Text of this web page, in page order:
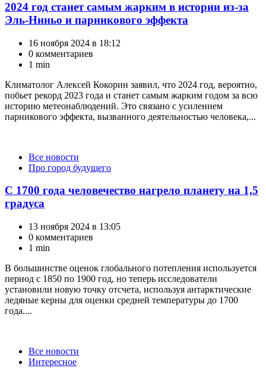
2024 год станет самым жарким в истории из-за
Эль-Ниньо и парникового эффекта
16 ноября 2024 в 18:12
0 комментариев
1 min
Климатолог Алексей Кокорин заявил, что 2024 год, вероятно,
побьет рекорд 2023 года и станет самым жарким годом за всю
историю метеонаблюдений. Это связано с усилением
парникового эффекта, вызванного деятельностью человека,...
КатегорииВсе новости
Про город будущего
С 1700 года человечество нагрело планету на 1,5
градуса
13 ноября 2024 в 13:05
0 комментариев
1 min
В большинстве оценок глобального потепления используется
период с 1850 по 1900 год, но теперь исследователи
установили новую точку отсчета, используя антарктические
ледяные керны для оценки средней температуры до 1700
года....
КатегорииВсе новости
Интересное